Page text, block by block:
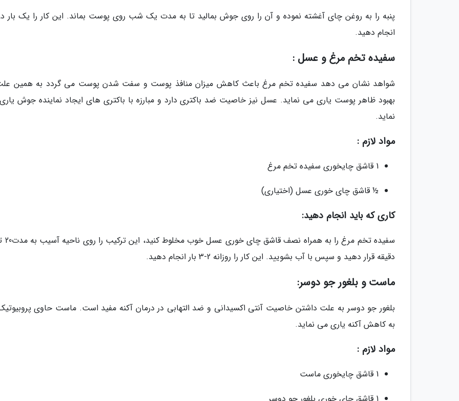
پنبه را به روغن چای آغشته نموده و آن را روی جوش بمالید تا به مدت یک شب روی پوست بماند. این کار را یک بار
انجام دهید.
سفیده تخم مرغ و عسل :
شواهد نشان می دهد سفیده تخم مرغ باعث کاهش میزان منافذ پوست و سفت شدن پوست می گردد به همین
بهبود ظاهر پوست یاری می نماید. عسل نیز خاصیت ضد باکتری دارد و مبارزه با باکتری های ایجاد نماینده جوش
نماید.
مواد لازم :
1 قاشق چایخوری سفیده تخم مرغ
½ قاشق چای خوری عسل (اختیاری)
کاری که باید انجام دهید:
دقیقه قرار دهید و سپس با آب بشویید. این کار را روزانه 2-3 بار انجام دهید.
ماست و بلغور جو دوسر:
بلغور جو دوسر به علت داشتن خاصیت آنتی اکسیدانی و ضد التهابی در درمان آکنه مفید است. ماست حاوی
به کاهش آکنه یاری می نماید.
مواد لازم :
1 قاشق چایخوری ماست